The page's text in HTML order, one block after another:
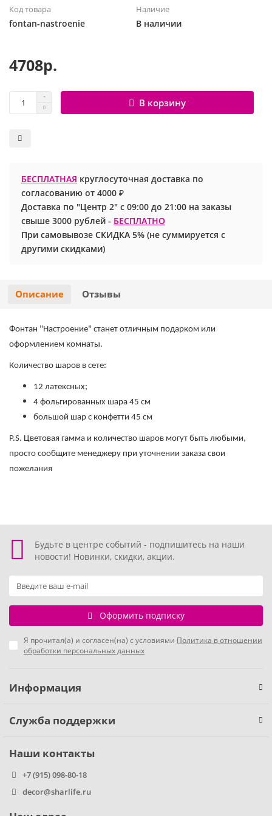
Шары с рисунком
Ходячие шары
Гендер Пати
Для мальчиков
Маме
23 февраля
Хэллоуин
Леди Баг
Маша и медведь
Ми-ми-мишки
Покемон
Роблокс
Смешарики и малышарики
Супергерои
Тачки
Трансформеры
Холодное сердце
Чебурашка
Человек паук
Черепашки ниндзя
Щенячий патруль
Код товара
fontan-nastroenie
Наличие
В наличии
4708р.
В корзину
БЕСПЛАТНАЯ круглосуточная доставка по
согласованию от 4000 ₽
Доставка по "Центр 2" с 09:00 до 21:00 на заказы
свыше 3000 рублей - БЕСПЛАТНО
При самовывозе СКИДКА 5% (не суммируется с
другими скидками)
Описание Отзывы
Фонтан "Настроение" станет отличным подарком или
оформлением комнаты.
Количество шаров в сете:
12 латексных;
4 фольгированных шара 45 см
большой шар с конфетти 45 см
P.S. Цветовая гамма и количество шаров могут быть любыми,
просто сообщите менеджеру при уточнении заказа свои
пожелания
Будьте в центре событий - подпишитесь на наши
новости! Новинки, скидки, акции.
Оформить подписку
Я прочитал(а) и согласен(на) с условиями Политика в отношении
обработки персональных данных
Информация
Служба поддержки
Наши контакты
+7 (915) 098-80-18
decor@sharlife.ru